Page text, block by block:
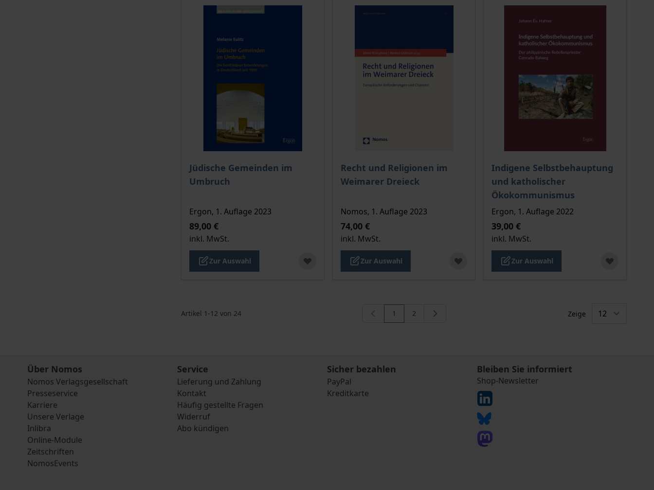
Jüdische Gemeinden im
Umbruch
Der Preis dieses Titels richtet sich nach der gewählten Produktoption auf der Produktdetailseite
Ergon, 1. Auflage 2023
89,00 €
inkl. MwSt.
Zur Auswahl
Recht und Religionen im
Weimarer Dreieck
Der Preis dieses Titels richtet sich nach der gewählten Produktoption auf der
Nomos, 1. Auflage 2023
74,00 €
inkl. MwSt.
Zur Auswahl
Indigene Selbstbehauptung
und katholischer
Ökokommunismus
Der Preis dieses Titels richtet sich nach
Ergon, 1. Auflage 2022
39,00 €
inkl. MwSt.
Zur Auswahl
Artikel 1 -12 von 24 Sie lesen gerade die Seite
1 Seite
2 Zeige
Über Nomos
Nomos Verlagsgesellschaft
Presseservice
Karriere
Unsere Verlage
Inlibra
Online-Module
Zeitschriften
NomosEvents
Service
Lieferung und Zahlung
Kontakt
Häufig gestellte Fragen
Widerruf
Abo kündigen
Sicher bezahlen
PayPal
Kreditkarte
Bleiben Sie informiert
Shop-Newsletter